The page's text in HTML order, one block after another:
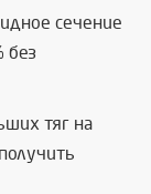
сечение
без
тяг на